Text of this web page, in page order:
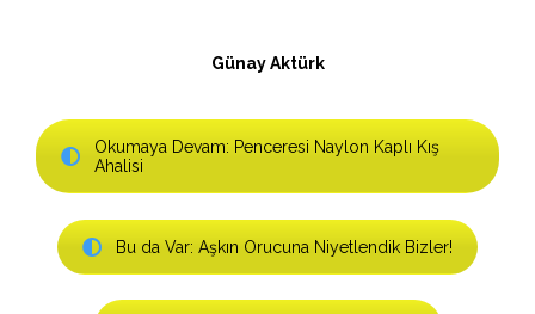
Günay Aktürk
Okumaya Devam: Penceresi Naylon Kaplı Kış
Ahalisi
Bu da Var: Aşkın Orucuna Niyetlendik Bizler!